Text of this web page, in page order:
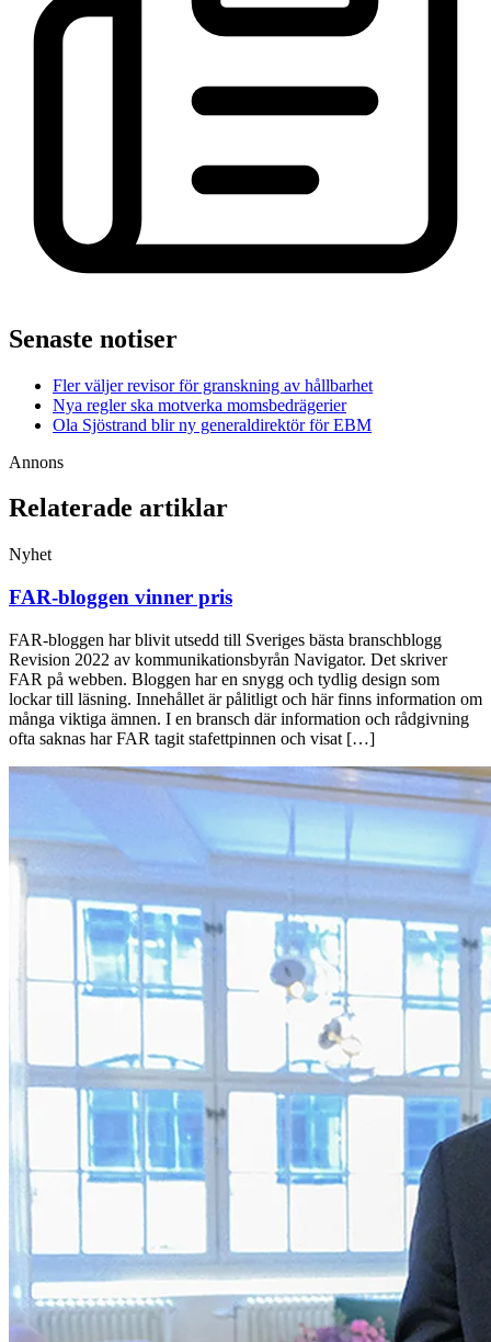
Senaste notiser
Fler väljer revisor för granskning av hållbarhet
Nya regler ska motverka momsbedrägerier
Ola Sjöstrand blir ny generaldirektör för EBM
Annons
Relaterade artiklar
Nyhet
FAR-bloggen vinner pris
FAR-bloggen har blivit utsedd till Sveriges bästa branschblogg
Revision 2022 av kommunikationsbyrån Navigator. Det skriver
FAR på webben. Bloggen har en snygg och tydlig design som
lockar till läsning. Innehållet är pålitligt och här finns information om
många viktiga ämnen. I en bransch där information och rådgivning
ofta saknas har FAR tagit stafettpinnen och visat […]